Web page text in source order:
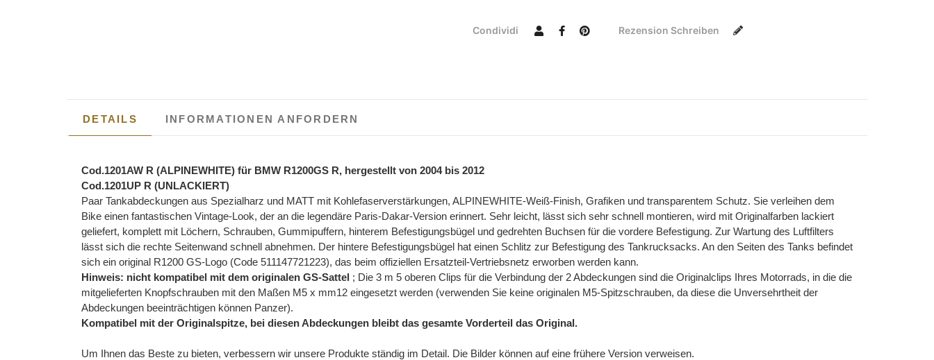
Condividi Rezension Schreiben
DETAILS INFORMATIONEN ANFORDERN
Cod.1201AW R (ALPINEWHITE) für BMW R1200GS R, hergestellt von 2004 bis 2012
Cod.1201UP R (UNLACKIERT)
Paar Tankabdeckungen aus Spezialharz und MATT mit Kohlefaserverstärkungen, ALPINEWHITE-Weiß-Finish, Grafiken und transparentem Schutz. Sie verleihen dem
Bike einen fantastischen Vintage-Look, der an die legendäre Paris-Dakar-Version erinnert. Sehr leicht, lässt sich sehr schnell montieren, wird mit Originalfarben lackiert
geliefert, komplett mit Löchern, Schrauben, Gummipuffern, hinterem Befestigungsbügel und gedrehten Buchsen für die vordere Befestigung. Zur Wartung des Luftfilters
lässt sich die rechte Seitenwand schnell abnehmen. Der hintere Befestigungsbügel hat einen Schlitz zur Befestigung des Tankrucksacks. An den Seiten des Tanks befindet
sich ein original R1200 GS-Logo (Code 511147721223), das beim offiziellen Ersatzteil-Vertriebsnetz erworben werden kann.
Hinweis: nicht kompatibel mit dem originalen GS-Sattel ; Die 3 m 5 oberen Clips für die Verbindung der 2 Abdeckungen sind die Originalclips Ihres Motorrads, in die die
mitgelieferten Knopfschrauben mit den Maßen M5 x mm12 eingesetzt werden (verwenden Sie keine originalen M5-Spitzschrauben, da diese die Unversehrtheit der
Abdeckungen beeinträchtigen können Panzer).
Kompatibel mit der Originalspitze, bei diesen Abdeckungen bleibt das gesamte Vorderteil das Original.
Um Ihnen das Beste zu bieten, verbessern wir unsere Produkte ständig im Detail. Die Bilder können auf eine frühere Version verweisen.